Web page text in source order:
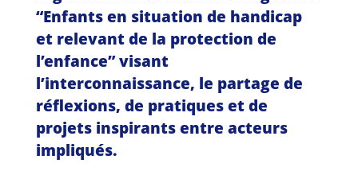
“Enfants en situation de handicap
et relevant de la protection de
l’enfance” visant
l’interconnaissance, le partage de
réflexions, de pratiques et de
projets inspirants entre acteurs
impliqués.